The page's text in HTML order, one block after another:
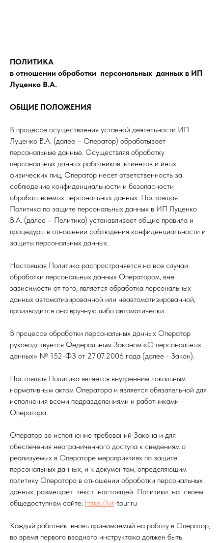
ПОЛИТИКА
в отношении обработки персональных данных в ИП
Луценко В.А.
ОБЩИЕ ПОЛОЖЕНИЯ
В процессе осуществления уставной деятельности ИП
Луценко В.А. (далее – Оператор) обрабатывает
персональные данные. Осуществляя обработку
персональных данных работников, клиентов и иных
физических лиц, Оператор несет ответственность за
соблюдение конфиденциальности и безопасности
обрабатываемых персональных данных. Настоящая
Политика по защите персональных данных в ИП Луценко
В.А. (далее – Политика) устанавливает общие правила и
процедуры в отношении соблюдения конфиденциальности и
защиты персональных данных.
Настоящая Политика распространяется на все случаи
обработки персональных данных Оператором, вне
зависимости от того, является обработка персональных
данных автоматизированной или неавтоматизированной,
производится она вручную либо автоматически.
В процессе обработки персональных данных Оператор
руководствуется Федеральным Законом «О персональных
данных» № 152-ФЗ от 27.07.2006 года (далее - Закон).
Настоящая Политика является внутренним локальным
нормативным актом Оператора и является обязательной для
исполнения всеми подразделениями и работниками
Оператора.
Оператор во исполнение требований Закона и для
обеспечения неограниченного доступа к сведениям о
реализуемых в Операторе мероприятиях по защите
персональных данных, и к документам, определяющим
политику Оператора в отношении обработки персональных
данных, размещает текст настоящей Политики на своем
общедоступном сайте: https://kit-tour.ru
Каждый работник, вновь принимаемый на работу в Оператор,
во время первого вводного инструктажа должен быть